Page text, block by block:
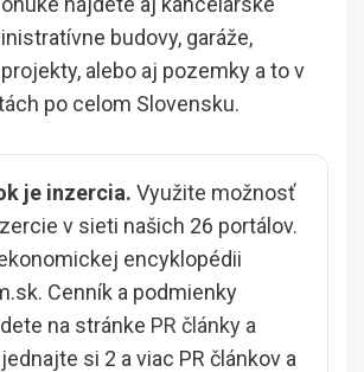
budovy, garáže,
alebo aj pozemky a to v
po celom Slovensku.
je inzercia. Využite možnosť
v sieti našich 26 portálov.
encyklopédii
Cenník a podmienky
na stránke PR články a
si 2 a viac PR článkov a